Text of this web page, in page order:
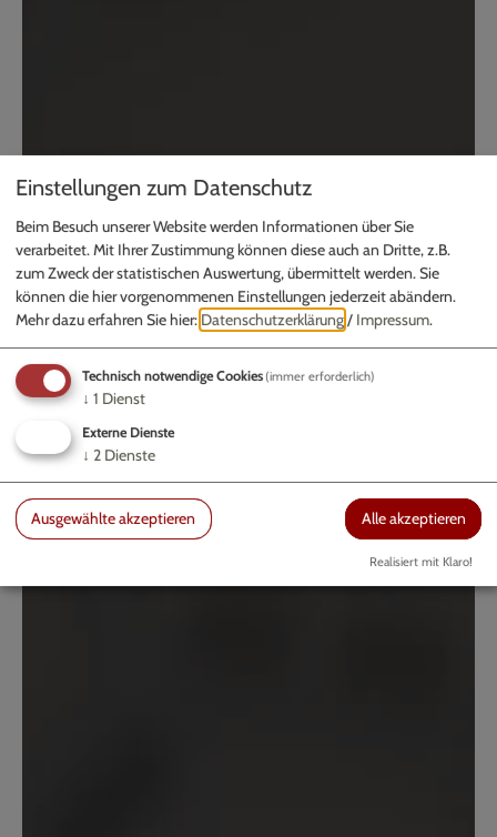
Einstellungen zum Datenschutz
Beim Besuch unserer Website werden Informationen über Sie
verarbeitet. Mit Ihrer Zustimmung können diese auch an Dritte, z.B.
zum Zweck der statistischen Auswertung, übermittelt werden. Sie
können die hier vorgenommenen Einstellungen jederzeit abändern.
Mehr dazu erfahren Sie hier: Datenschutzerklärung/ Impressum.
Technisch notwendige Cookies(immer erforderlich)
↓ 1 Dienst
Externe Dienste
↓ 2 Dienste
Ausgewählte akzeptieren Alle akzeptieren
Realisiert mit Klaro!